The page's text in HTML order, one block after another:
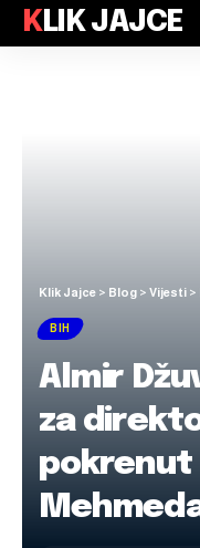
KLIK JAJCE
Klik Jajce > Blog > Vijesti >
BIH
Almir
za
pokrenut